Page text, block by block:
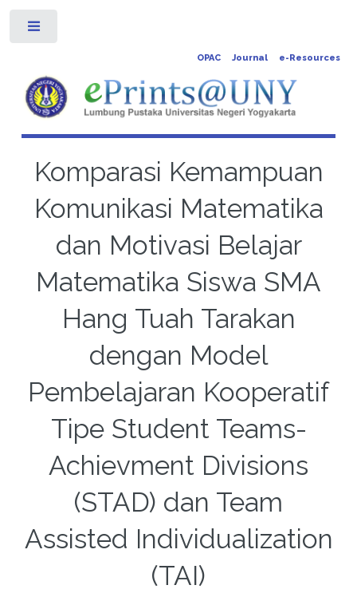
OPAC Journal e-Resources
Komparasi Kemampuan
Komunikasi Matematika
dan Motivasi Belajar
Matematika Siswa SMA
Hang Tuah Tarakan
dengan Model
Pembelajaran Kooperatif
Tipe Student Teams-
Achievment Divisions
(STAD) dan Team
Assisted Individualization
(TAI)